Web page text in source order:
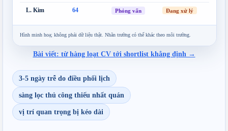
L. Kim 64 Phỏng vấn Đang xử lý
Hình minh hoạ; không phải dữ liệu thật. Nhãn trường có thể khác theo môi trường.
Bài viết: từ hàng loạt CV tới shortlist khẳng định →
3-5 ngày trễ do điều phối lịch
sàng lọc thủ công thiếu nhất quán
vị trí quan trọng bị kéo dài